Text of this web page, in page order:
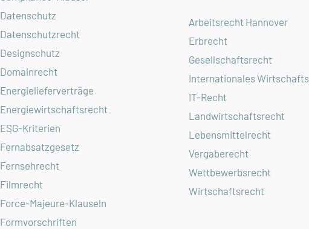
Datenschutz
Datenschutzrecht
Designschutz
Domainrecht
Energielieferverträge
Energiewirtschaftsrecht
ESG-Kriterien
Fernabsatzgesetz
Fernsehrecht
Filmrecht
Force-Majeure-Klauseln
Formvorschriften
Arbeitsrecht Hannover
Erbrecht
Gesellschaftsrecht
Internationales
IT-Recht
Landwirtschaftsrecht
Lebensmittelrecht
Vergaberecht
Wettbewerbsrecht
Wirtschaftsrecht